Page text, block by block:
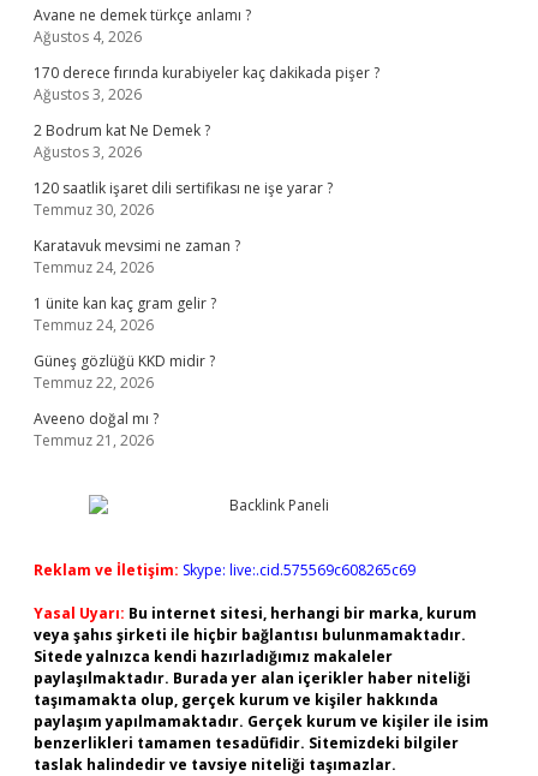
Avane ne demek türkçe anlamı ?
Ağustos 4, 2026
170 derece fırında kurabiyeler kaç dakikada pişer ?
Ağustos 3, 2026
2 Bodrum kat Ne Demek ?
Ağustos 3, 2026
120 saatlik işaret dili sertifikası ne işe yarar ?
Temmuz 30, 2026
Karatavuk mevsimi ne zaman ?
Temmuz 24, 2026
1 ünite kan kaç gram gelir ?
Temmuz 24, 2026
Güneş gözlüğü KKD midir ?
Temmuz 22, 2026
Aveeno doğal mı ?
Temmuz 21, 2026
Reklam ve İletişim: Skype: live:.cid.575569c608265c69
Yasal Uyarı: Bu internet sitesi, herhangi bir marka, kurum
veya şahıs şirketi ile hiçbir bağlantısı bulunmamaktadır.
Sitede yalnızca kendi hazırladığımız makaleler
paylaşılmaktadır. Burada yer alan içerikler haber niteliği
taşımamakta olup, gerçek kurum ve kişiler hakkında
paylaşım yapılmamaktadır. Gerçek kurum ve kişiler ile isim
benzerlikleri tamamen tesadüfidir. Sitemizdeki bilgiler
taslak halindedir ve tavsiye niteliği taşımazlar.